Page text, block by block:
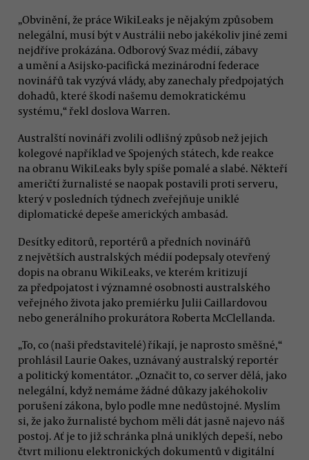
„Obvinění, že práce WikiLeaks je nějakým způsobem
nelegální, musí být v Austrálii nebo jakékoliv jiné zemi
nejdříve prokázána. Odborový Svaz médií, zábavy
a umění a Asijsko-pacifická mezinárodní federace
novinářů tak vyzývá vlády, aby zanechaly předpojatých
dohadů, které škodí našemu demokratickému
systému,“ řekl doslova Warren.
Australští novináři zvolili odlišný způsob než jejich
kolegové například ve Spojených státech, kde reakce
na obranu WikiLeaks byly spíše pomalé a slabé. Někteří
američtí žurnalisté se naopak postavili proti serveru,
který v posledních týdnech zveřejňuje uniklé
diplomatické depeše amerických ambasád.
Desítky editorů, reportérů a předních novinářů
z největších australských médií podepsaly otevřený
dopis na obranu WikiLeaks, ve kterém kritizují
za předpojatost i významné osobnosti australského
veřejného života jako premiérku Julii Caillardovou
nebo generálního prokurátora Roberta McClellanda.
„To, co (naši představitelé) říkají, je naprosto směšné,“
prohlásil Laurie Oakes, uznávaný australský reportér
a politický komentátor. „Označit to, co server dělá, jako
nelegální, když nemáme žádné důkazy jakéhokoliv
porušení zákona, bylo podle mne nedůstojné. Myslím
si, že jako žurnalisté bychom měli dát jasně najevo náš
postoj. Ať je to již schránka plná uniklých depeší, nebo
čtvrt milionu elektronických dokumentů v digitální